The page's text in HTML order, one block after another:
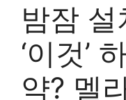
밤잠
‘이것’
약? 멜